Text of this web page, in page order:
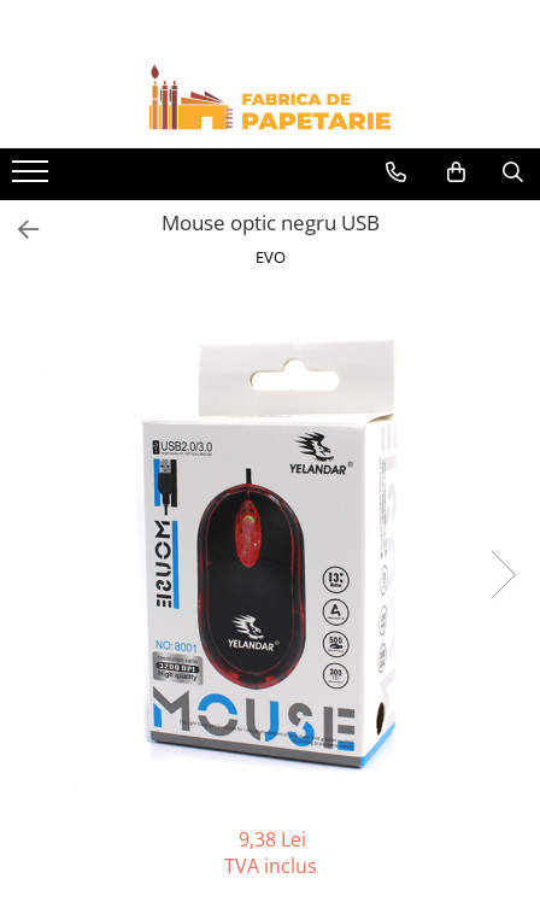
Toate Produsele
Hartie si articole din hartie
Hartie pentru copiator si cartoane
Hartie color pentru copiator
Papetarie personalizata
Plicuri personalizate
Tipizate autocopiative
Tipizate autocopiative
Tipizate offset personalizate
Mouse optic negru USB
EVO
9,38 Lei
TVA inclus